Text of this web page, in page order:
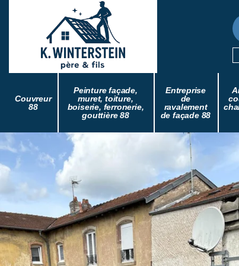
Couvreur
88
Peinture façade,
muret, toiture,
boiserie, ferronerie,
gouttière 88
Entreprise
de
ravalement
de façade 88